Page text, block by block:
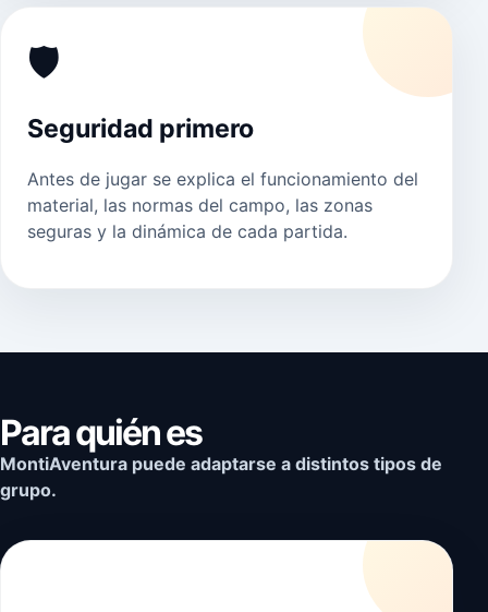
🛡️
Seguridad primero
Antes de jugar se explica el funcionamiento del
material, las normas del campo, las zonas
seguras y la dinámica de cada partida.
Para quién es
MontiAventura puede adaptarse a distintos tipos de
grupo.